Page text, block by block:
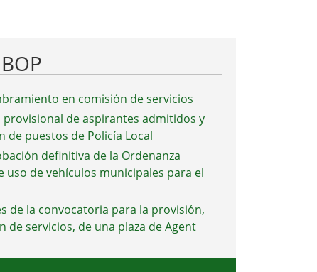
en comisión de servicios
provisional de aspirantes admitidos y
de puestos de Policía Local
definitiva de la Ordenanza
uso de vehículos municipales para el
de la convocatoria para la provisión,
de servicios, de una plaza de Agent